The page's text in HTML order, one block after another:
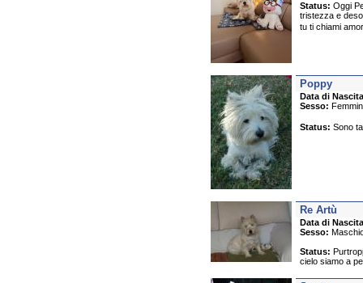
Status: Oggi
tristezza e
tu ti chiami
Poppy
Data di
Sesso:
Status: Sono
Re Artù
Data di
Sesso:
Status:
cielo siamo a